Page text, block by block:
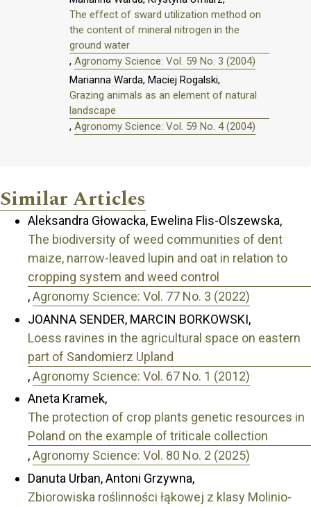
The effect of sward utilization method on
the content of mineral nitrogen in the
ground water
, Agronomy Science: Vol. 59 No. 3 (2004)
Marianna Warda, Maciej Rogalski,
Grazing animals as an element of natural
landscape
, Agronomy Science: Vol. 59 No. 4 (2004)
Similar Articles
Aleksandra Głowacka, Ewelina Flis-Olszewska,
The biodiversity of weed communities of dent
maize, narrow-leaved lupin and oat in relation to
cropping system and weed control
,Agronomy Science: Vol. 77 No. 3 (2022)
JOANNA SENDER, MARCIN BORKOWSKI,
Loess ravines in the agricultural space on eastern
part of Sandomierz Upland
,Agronomy Science: Vol. 67 No. 1 (2012)
Aneta Kramek,
The protection of crop plants genetic resources in
Poland on the example of triticale collection
,Agronomy Science: Vol. 80 No. 2 (2025)
Danuta Urban, Antoni Grzywna,
Zbiorowiska roślinności łąkowej z klasy Molinio-